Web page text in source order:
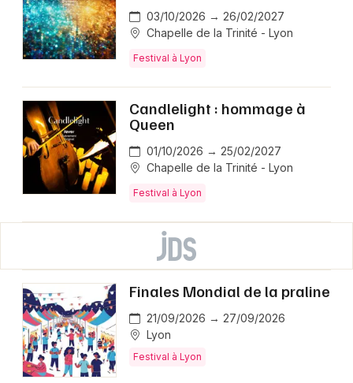
03/10/2026 → 26/02/2027
Chapelle de la Trinité - Lyon
Festival à Lyon
Candlelight : hommage à
Queen
01/10/2026 → 25/02/2027
Chapelle de la Trinité - Lyon
Festival à Lyon
Finales Mondial de la praline
21/09/2026 → 27/09/2026
Lyon
Festival à Lyon